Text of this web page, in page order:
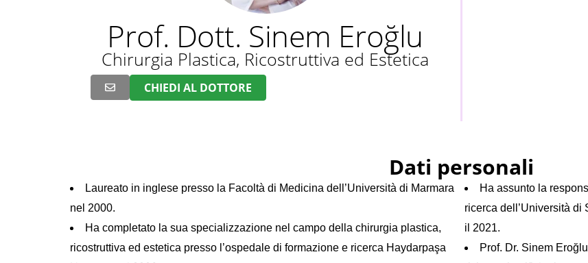
Prof. Dott. Sinem Eroğlu
Chirurgia Plastica, Ricostruttiva ed Estetica
CHIEDI AL DOTTORE
Dati personali
Laureato in inglese presso la Facoltà di Medicina dell’Università di Marmara
nel 2000.
Ha completato la sua specializzazione nel campo della chirurgia plastica,
ricostruttiva ed estetica presso l’ospedale di formazione e ricerca Haydarpaşa
Ha assunto la
ricerca dell’Università
il 2021.
Prof. Dr. Sinem